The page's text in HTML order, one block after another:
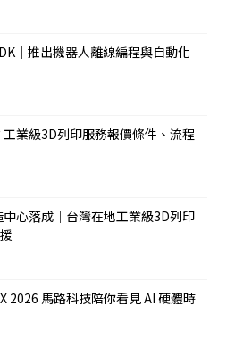
｜推出機器人離線編程與自動化
業級3D列印服務報價條件、流程
心落成｜台灣在地工業級3D列印
2026 馬路科技陪你看見 AI 硬體時